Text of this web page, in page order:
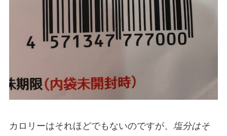
カロリーはそれほどでもないのですが、 塩分はそ